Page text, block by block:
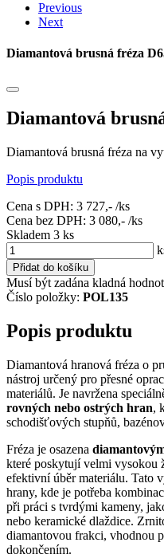
Previous
Next
Diamantová brusná fréza
Diamantová
Diamantová brusná fréza na
Popis produktu
Cena s DPH: 3 727,- /ks
Cena bez DPH: 3 080,- /ks
Skladem 3 ks
Přidat do košíku
Musí být zadána kladná
Číslo položky: POL135
Popis produktu
Diamantová hranová fréza o
nástroj určený pro přesné
materiálů. Je navržena
rovných nebo ostrých hran,
schodišťových stupňů,
Fréza je osazena
které poskytují velmi vysokou
efektivní úběr materiálu. Tato
hrany, kde je potřeba
při práci s tvrdými kameny,
nebo keramické dlaždice.
diamantovou frakci, vhodnou
dokončením.